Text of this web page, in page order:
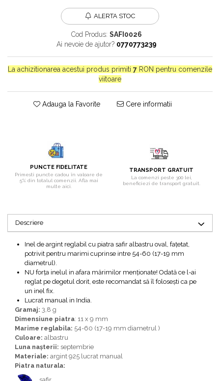
Bijuterii piatra lunii
Bijuterii rodocrozit
Bijuterii sidef si abalone
Bijuterii sodalit
Bijuterii topaz
Bijuterii turmaline
Bijuterii morganit
ALERTA STOC
Cod Produs: SAFI0026
Ai nevoie de ajutor? 0770773239
La achizitionarea acestui produs primiti 7 RON pentru comenzile
viitoare
Adauga la Favorite Cere informatii
PUNCTE FIDELITATE
Primesti puncte cadou în valoare de
5% din totalul comenzii. Afla mai
multe aici.
TRANSPORT GRATUIT
La comenzi peste 300 lei,
beneficiezi de transport gratuit.
Descriere
Inel de argint reglabil cu piatra safir albastru oval, fațetat,
potrivit pentru marimi cuprinse intre 54-60 (17-19 mm
diametrul).
NU forța inelul in afara mărimilor menționate! Odată ce l-ai
reglat pe degetul dorit, este recomandat să îl folosești ca pe
un inel fix.
Lucrat manual in India.
Gramaj: 3,8 g
Dimensiune piatra: 11 x 9 mm
Marime reglabila: 54-60 (17-19 mm diametrul )
Culoare: albastru
Luna nașterii: septembrie
Materiale: argint 925 lucrat manual
Piatra naturala: